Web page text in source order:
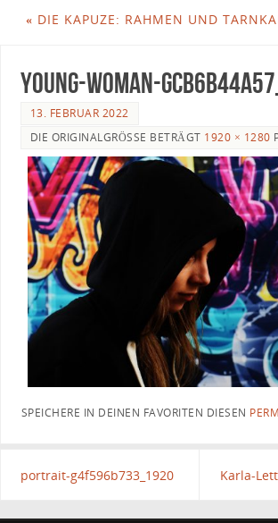
« DIE KAPUZE: RAHMEN UND
young-woman-
13. FEBRUAR 2022
DIE ORIGINALGRÖSSE BETRÄGT 1920 × 1280
SPEICHERE IN DEINEN FAVORITEN DIESEN
portrait-g4f596b733_1920 Karla-